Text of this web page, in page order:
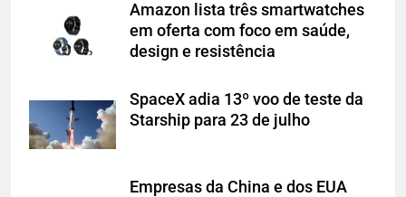
Amazon lista três smartwatches
em oferta com foco em saúde,
design e resistência
SpaceX adia 13º voo de teste da
Starship para 23 de julho
Empresas da China e dos EUA